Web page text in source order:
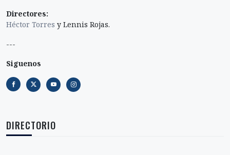
Directores:
Héctor Torres y Lennis Rojas.
---
Siguenos
DIRECTORIO